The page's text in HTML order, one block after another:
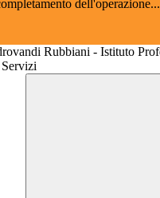
dell'operazione...